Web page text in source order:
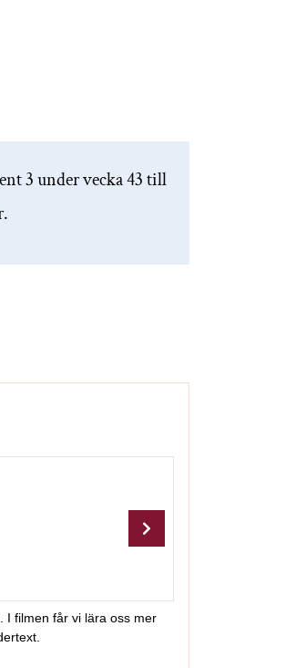
3 under vecka 43 till
och hälsa. I filmen får vi lära oss mer
I filmen får vi lära oss mer